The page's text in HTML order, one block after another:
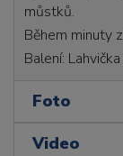
můstků.
Během minuty
Balení:
Foto
Video